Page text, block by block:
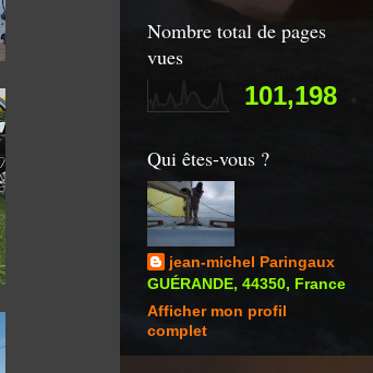
Nombre total de pages
vues
101,198
Qui êtes-vous ?
jean-michel Paringaux
GUÉRANDE, 44350, France
Afficher mon profil
complet